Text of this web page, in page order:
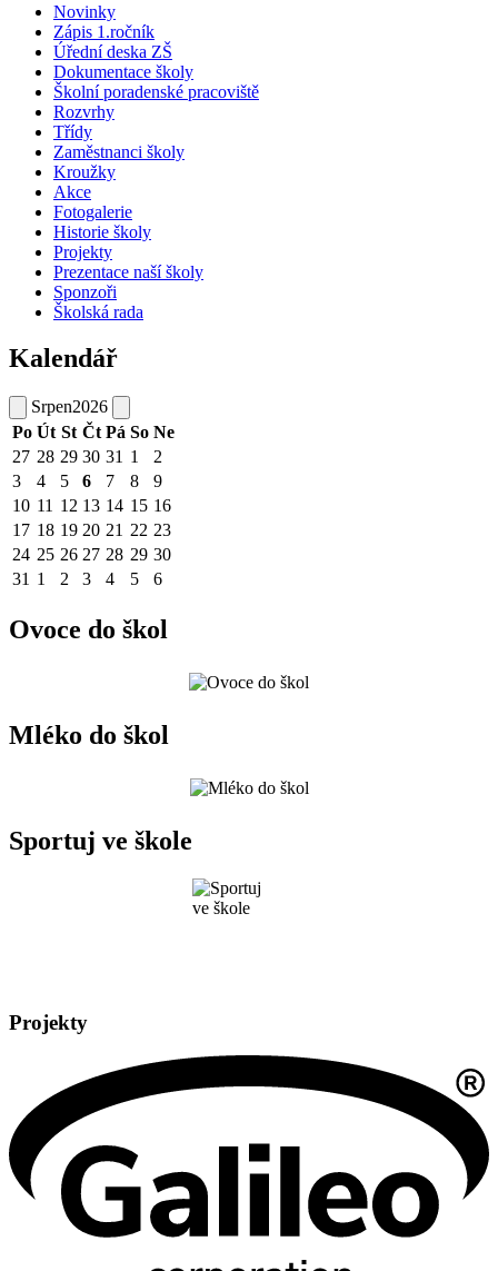
Novinky
Zápis 1.ročník
Úřední deska ZŠ
Dokumentace školy
Školní poradenské pracoviště
Rozvrhy
Třídy
Zaměstnanci školy
Kroužky
Akce
Fotogalerie
Historie školy
Projekty
Prezentace naší školy
Sponzoři
Školská rada
Kalendář
Srpen2026
Po Út St Čt Pá So Ne
27 28 29 30 31 1
2
3
4 5 6 7 8
9
10 11 12 13 14 15 16
17 18 19 20 21 22 23
24 25 26 27 28 29 30
31 1 2 3 4 5 6
Ovoce do škol
Mléko do škol
Sportuj ve škole
Projekty